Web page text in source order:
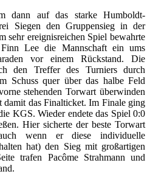
dann auf das starke Humboldt-
Siegen den Gruppensieg in der
sehr ereignisreichen Spiel bewahrte
Lee die Mannschaft ein ums
vor einem Rückstand. Die
den Treffer des Turniers durch
Schuss quer über das halbe Feld
stehenden Torwart überwinden
damit das Finalticket. Im Finale ging
KGS. Wieder endete das Spiel 0:0
Hier sicherte der beste Torwart
wenn er diese individuelle
hat) den Sieg mit großartigen
trafen Pacôme Strahmann und